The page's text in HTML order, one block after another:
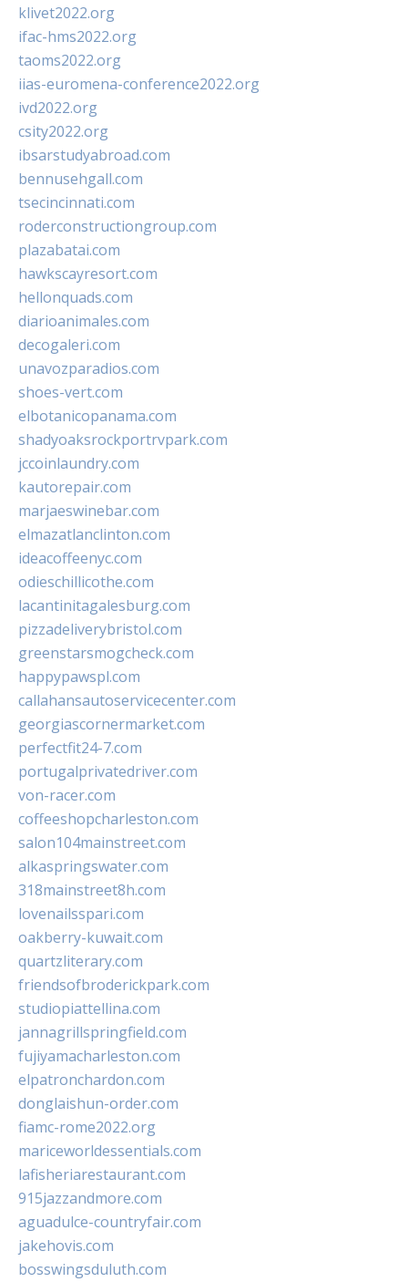
klivet2022.org
ifac-hms2022.org
taoms2022.org
iias-euromena-conference2022.org
ivd2022.org
csity2022.org
ibsarstudyabroad.com
bennusehgall.com
tsecincinnati.com
roderconstructiongroup.com
plazabatai.com
hawkscayresort.com
hellonquads.com
diarioanimales.com
decogaleri.com
unavozparadios.com
shoes-vert.com
elbotanicopanama.com
shadyoaksrockportrvpark.com
jccoinlaundry.com
kautorepair.com
marjaeswinebar.com
elmazatlanclinton.com
ideacoffeenyc.com
odieschillicothe.com
lacantinitagalesburg.com
pizzadeliverybristol.com
greenstarsmogcheck.com
happypawspl.com
callahansautoservicecenter.com
georgiascornermarket.com
perfectfit24-7.com
portugalprivatedriver.com
von-racer.com
coffeeshopcharleston.com
salon104mainstreet.com
alkaspringswater.com
318mainstreet8h.com
lovenailsspari.com
oakberry-kuwait.com
quartzliterary.com
friendsofbroderickpark.com
studiopiattellina.com
jannagrillspringfield.com
fujiyamacharleston.com
elpatronchardon.com
donglaishun-order.com
fiamc-rome2022.org
mariceworldessentials.com
lafisheriarestaurant.com
915jazzandmore.com
aguadulce-countryfair.com
jakehovis.com
bosswingsduluth.com